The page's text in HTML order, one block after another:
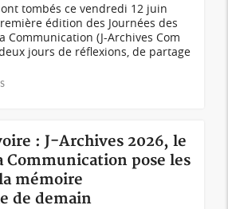
tombés ce vendredi 12 juin
édition des Journées des
Communication (J-Archives Com
jours de réflexions, de partage
: J-Archives 2026, le
Communication pose les
mémoire
de demain